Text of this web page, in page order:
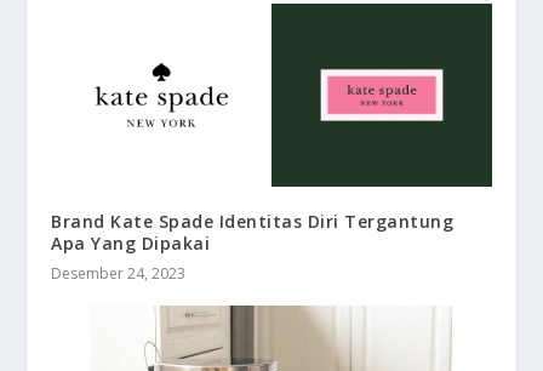
Brand Kate Spade Identitas Diri Tergantung
Apa Yang Dipakai
Desember 24, 2023